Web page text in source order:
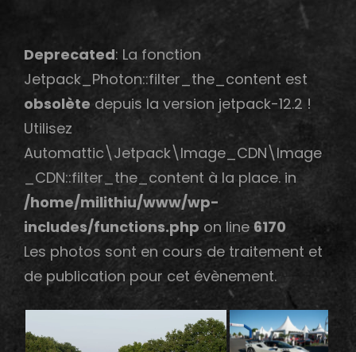
Deprecated: La fonction
Jetpack_Photon::filter_the_content est
obsolète depuis la version jetpack-12.2 !
Utilisez
Automattic\Jetpack\Image_CDN\Image
_CDN::filter_the_content à la place. in
/home/milithiu/www/wp-
includes/functions.php on line 6170
Les photos sont en cours de traitement et
de publication pour cet évènement.